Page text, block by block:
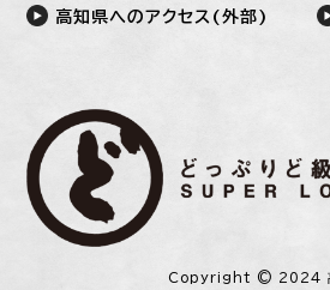
高知県へのアクセス(外部)
Copyright © 2024